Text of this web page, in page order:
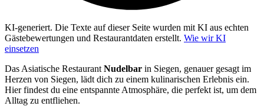
KI-generiert. Die Texte auf dieser Seite wurden mit KI aus echten
Gästebewertungen und Restaurantdaten erstellt. Wie wir KI
einsetzen
Das Asiatische Restaurant Nudelbar in Siegen, genauer gesagt im
Herzen von Siegen, lädt dich zu einem kulinarischen Erlebnis ein.
Hier findest du eine entspannte Atmosphäre, die perfekt ist, um dem
Alltag zu entfliehen.